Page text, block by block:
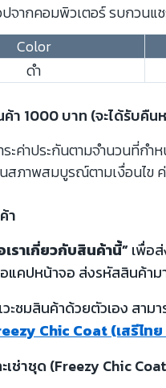
ปจากคอมพิวเตอร์ รบกวน
Color
ดำ
า 1000 บาท (จะได้รับคื
ระค่าประกันตามจำนวนที่ก
สภาพสมบูรณ์ตามเงื่อนไข
า
ราเกี่ยวกับสินค้านี้”เพื่อ
คปหน้าจอ ส่งรหัสสินค้าม
ะชมสินค้าด้วยตัวเอง สามา
Chic Coat (เสรีไท
เช่าชุด (Freezy Chic